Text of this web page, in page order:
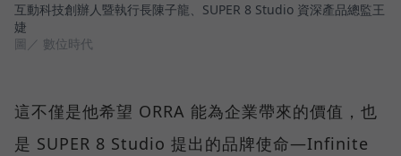
互動科技創辦人暨執行長陳子龍、SUPER 8 Studio 資深產品總監王
婕
圖／ 數位時代
這不僅是他希望 ORRA 能為企業帶來的價值，也
是 SUPER 8 Studio 提出的品牌使命—Infinite